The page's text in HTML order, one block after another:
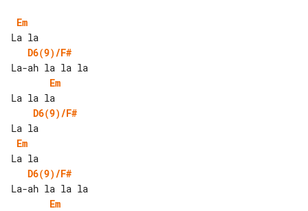
Em
D6(9)/F#
Em
D6(9)/F#
Em
D6(9)/F#
Em